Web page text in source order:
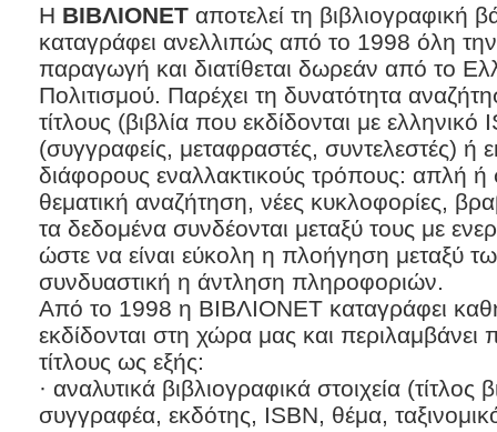
Η ΒΙΒΛΙΟΝΕΤ αποτελεί τη βιβλιογραφική
καταγράφει ανελλιπώς από το 1998 όλη την
παραγωγή και διατίθεται δωρεάν από το
Πολιτισμού. Παρέχει τη δυνατότητα
τίτλους (βιβλία που εκδίδονται με
(συγγραφείς, μεταφραστές, συντελεστές) ή
διάφορους εναλλακτικούς τρόπους: απλή
θεματική αναζήτηση, νέες κυκλοφορίες,
τα δεδομένα συνδέονται μεταξύ τους με
ώστε να είναι εύκολη η πλοήγηση μεταξύ
συνδυαστική η άντληση πληροφοριών.
Από το 1998 η ΒΙΒΛΙΟΝΕΤ καταγράφει
εκδίδονται στη χώρα μας και περιλαμβάνει
τίτλους ως εξής:
· αναλυτικά βιβλιογραφικά στοιχεία (τίτλος
συγγραφέα, εκδότης, ISBN, θέμα,